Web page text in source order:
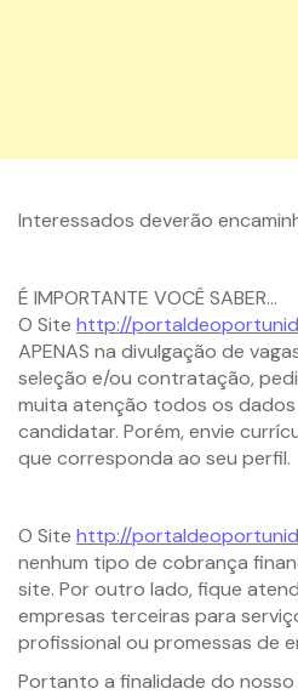
Interessados deverão
É IMPORTANTE VOCÊ SABER…
O Site http://
APENAS na divulgação de
seleção e/ou contratação,
muita atenção todos os
candidatar. Porém, envie
que corresponda ao seu perfil.
O Site http://
nenhum tipo de cobrança
site. Por outro lado, fique
empresas terceiras para
profissional ou promessas de
Portanto a finalidade do